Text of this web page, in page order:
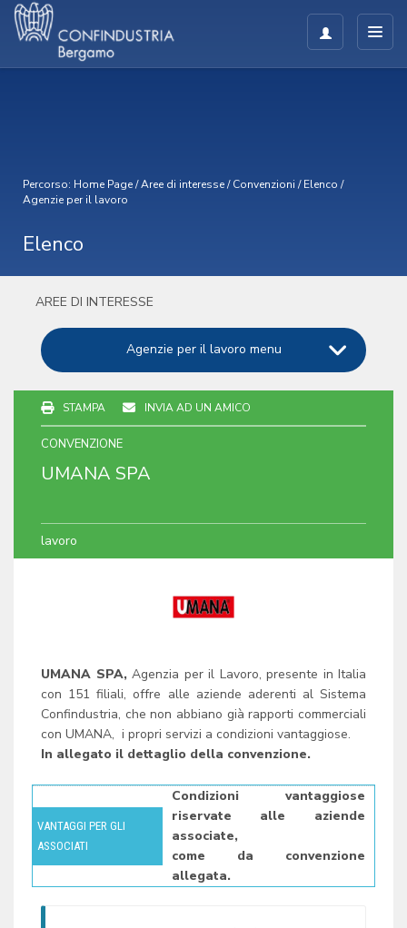
Percorso: Home Page/Aree di interesse/Convenzioni /Elenco /
Agenzie per il lavoro
Elenco
AREE DI INTERESSE
Agenzie per il lavoro menu
STAMPA INVIA AD UN AMICO
CONVENZIONE
UMANA SPA
lavoro
UMANA SPA, Agenzia per il Lavoro, presente in Italia
con 151 filiali, offre alle aziende aderenti al Sistema
Confindustria, che non abbiano già rapporti commerciali
con UMANA, i propri servizi a condizioni vantaggiose.
In allegato il dettaglio della convenzione.
VANTAGGI PER GLI
ASSOCIATI
Condizioni vantaggiose
riservate alle aziende
associate,
come da convenzione
allegata.